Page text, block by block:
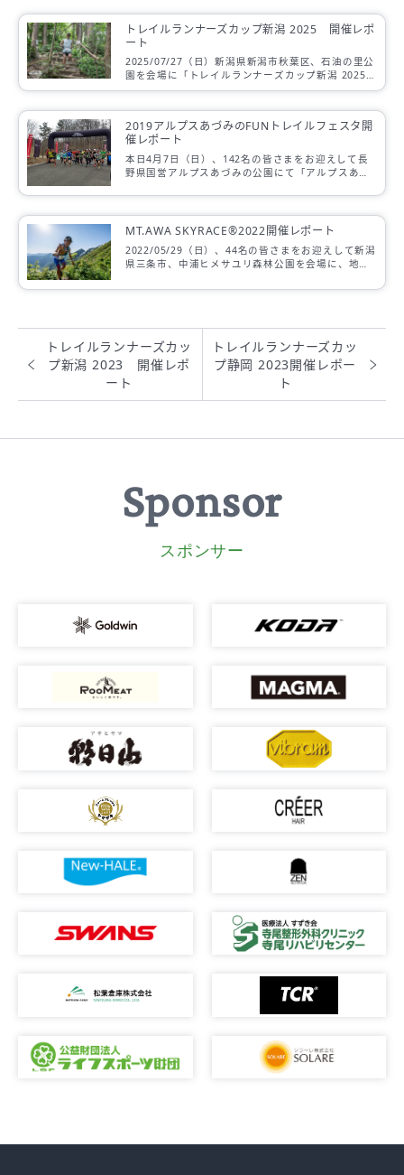
トレイルランナーズカップ新潟 2025 開催レポ
ート
2025/07/27（日）新潟県新潟市秋葉区、石油の里公
園を会場に「トレイルランナーズカップ新潟 2025」
を開催しました。
2019アルプスあづみのFUNトレイルフェスタ開
催レポート
本日4月7日（日）、142名の皆さまをお迎えして長
野県国営アルプスあづみの公園にて「アルプスあづ
加頂きました皆さま、そしてボランティ […]
MT.AWA SKYRACE®2022開催レポート
2022/05/29（日）、44名の皆さまをお迎えして新潟
県三条市、中浦ヒメサユリ森林公園を会場に、地元
を開催できたことを報告いたします。
トレイルランナーズカッ
プ新潟 2023 開催レポ
ート
トレイルランナーズカッ
プ静岡 2023開催レポー
ト
Sponsor
スポンサー